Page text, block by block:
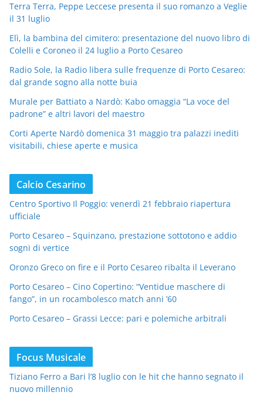
Terra Terra, Peppe Leccese presenta il suo romanzo a Veglie
il 31 luglio
Elì, la bambina del cimitero: presentazione del nuovo libro di
Colelli e Coroneo il 24 luglio a Porto Cesareo
Radio Sole, la Radio libera sulle frequenze di Porto Cesareo:
dal grande sogno alla notte buia
Murale per Battiato a Nardò: Kabo omaggia “La voce del
padrone” e altri lavori del maestro
Corti Aperte Nardò domenica 31 maggio tra palazzi inediti
visitabili, chiese aperte e musica
Calcio Cesarino
Centro Sportivo Il Poggio: venerdì 21 febbraio riapertura
ufficiale
Porto Cesareo – Squinzano, prestazione sottotono e addio
sogni di vertice
Oronzo Greco on fire e il Porto Cesareo ribalta il Leverano
Porto Cesareo – Cino Copertino: “Ventidue maschere di
fango”, in un rocambolesco match anni ’60
Porto Cesareo – Grassi Lecce: pari e polemiche arbitrali
Focus Musicale
Tiziano Ferro a Bari l’8 luglio con le hit che hanno segnato il
nuovo millennio